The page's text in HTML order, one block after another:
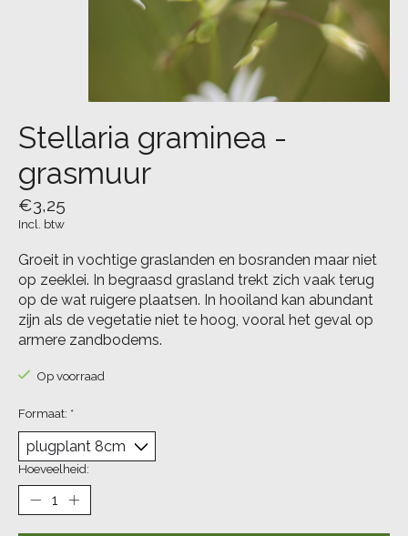
Stellaria graminea -
grasmuur
€3,25
Incl. btw
Groeit in vochtige graslanden en bosranden maar niet
op zeeklei. In begraasd grasland trekt zich vaak terug
op de wat ruigere plaatsen. In hooiland kan abundant
zijn als de vegetatie niet te hoog, vooral het geval op
armere zandbodems.
Op voorraad
Formaat: *
Hoeveelheid: